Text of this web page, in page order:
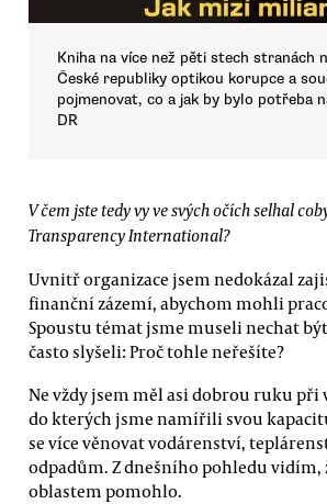
Kniha na více než pěti stech stranách
České republiky optikou korupce a
pojmenovat, co a jak by bylo potřeba
DR
V čem jste tedy vy ve svých očích selhal
Transparency International?
Uvnitř organizace jsem nedokázal
finanční zázemí, abychom mohli
Spoustu témat jsme museli nechat
často slyšeli: Proč tohle neřešíte?
Ne vždy jsem měl asi dobrou ruku při
do kterých jsme namířili svou
se více věnovat vodárenství,
odpadům. Z dnešního pohledu vidím,
oblastem pomohlo.